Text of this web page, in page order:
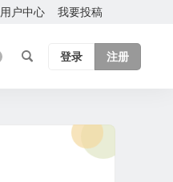
用户中心 我要投稿
登录 注册